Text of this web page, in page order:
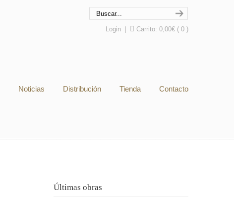
Login Carrito: 0,00€ ( 0 )
Noticias Distribución Tienda Contacto
Últimas obras